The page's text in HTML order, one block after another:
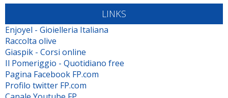
LINKS
Enjoyel - Gioielleria Italiana
Raccolta olive
Giaspik - Corsi online
Il Pomeriggio - Quotidiano free
Pagina Facebook FP.com
Profilo twitter FP.com